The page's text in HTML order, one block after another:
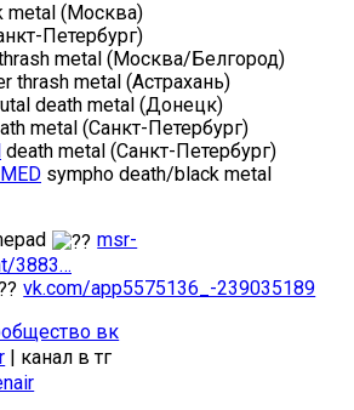
metal (Москва)
Петербург)
metal (Москва/Белгород)
thrash metal (Астрахань)
death metal (Донецк)
metal (Санкт-Петербург)
death metal (Санкт-Петербург)
sympho death/black metal
msr-
3883…
vk.com/app5575136_-239035189
вк
| канал в тг